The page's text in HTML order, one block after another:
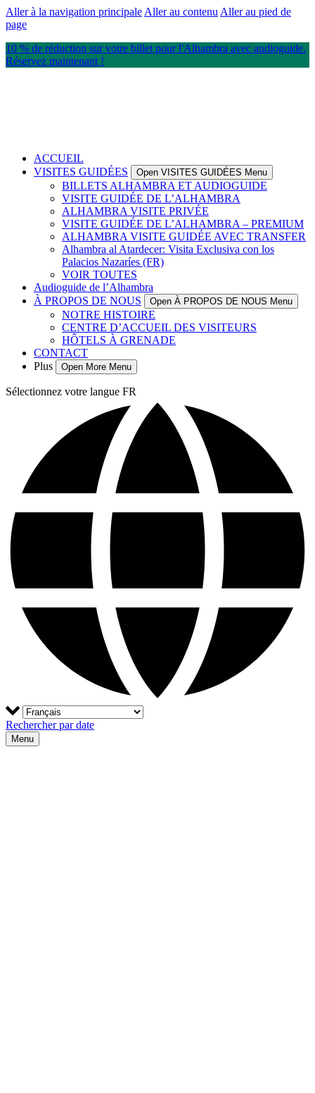
Aller à la navigation principale Aller au contenu Aller au pied de
page
10 % de réduction sur votre billet pour l'Alhambra avec audioguide.
Réservez maintenant !
ACCUEIL
VISITES GUIDÉES
Open VISITES GUIDÉES Menu
BILLETS ALHAMBRA ET AUDIOGUIDE
VISITE GUIDÉE DE L’ALHAMBRA
ALHAMBRA VISITE PRIVÉE
VISITE GUIDÉE DE L’ALHAMBRA – PREMIUM
ALHAMBRA VISITE GUIDÉE AVEC TRANSFER
Alhambra al Atardecer: Visita Exclusiva con los
Palacios Nazaríes (FR)
VOIR TOUTES
Audioguide de l’Alhambra
À PROPOS DE NOUS
Open À PROPOS DE NOUS Menu
NOTRE HISTOIRE
CENTRE D’ACCUEIL DES VISITEURS
HÔTELS À GRENADE
CONTACT
Plus
Open More Menu
Sélectionnez votre langue FR
Rechercher par date
Menu